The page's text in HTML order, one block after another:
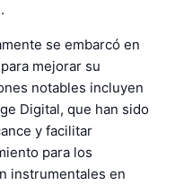
se embarcó en
mejorar su
notables incluyen
Digital, que han sido
y facilitar
para los
instrumentales en